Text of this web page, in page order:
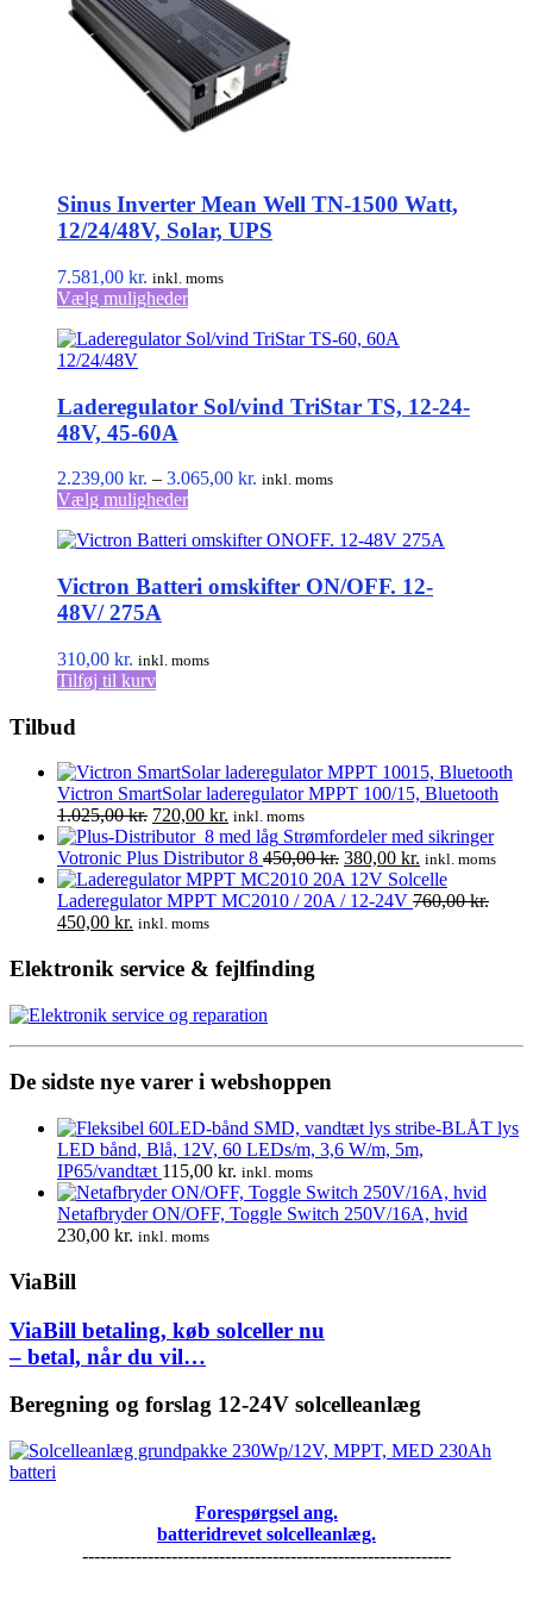
kan
vælges
på
varesiden
Sinus Inverter Mean Well TN-1500 Watt,
12/24/48V, Solar, UPS
7.581,00 kr. inkl. moms
Vælg mulighederDette
har
Mulighederne
på
varesiden
Laderegulator Sol/vind TriStar TS, 12-24-
48V, 45-60A
2.239,00 kr. – 3.065,00 kr. Prisinterval:
3.065,00 kr.
inkl. moms
Vælg mulighederDette
har
varianter.
på
Victron Batteri omskifter ON/OFF. 12-
48V/ 275A
310,00 kr. inkl. moms
Tilføj til kurv
Tilbud
Victron SmartSolar laderegulator MPPT 100/15, Bluetooth
1.025,00kr. Den
oprindelige
pris
var:
1.025,00 kr..
720,00 kr. Den
aktuelle
pris
er:
720,00 kr..
inkl. moms
Strømfordeler med sikringer
Votronic Plus Distributor 8 450,00kr. Den
oprindelige
pris
380,00 kr. Den
aktuelle
pris
inkl. moms
Solcelle
Laderegulator MPPT MC2010 / 20A / 12-24V 760,00kr.
Den
pris
760,00 kr..
450,00 kr. Den
pris
450,00 kr..
inkl. moms
Elektronik service & fejlfinding
De sidste nye varer i webshoppen
LED bånd, Blå, 12V, 60 LEDs/m, 3,6 W/m, 5m,
IP65/vandtæt 115,00 kr. inkl. moms
Netafbryder ON/OFF, Toggle Switch 250V/16A, hvid
230,00 kr. inkl. moms
ViaBill
ViaBill betaling, køb solceller nu
– betal, når du vil…
Beregning og forslag 12-24V solcelleanlæg
Forespørgsel ang.
batteridrevet solcelleanlæg.
--------------------------------------------------------------